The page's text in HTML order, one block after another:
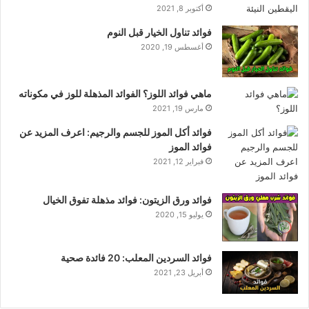
أكتوبر 8, 2021
فوائد تناول الخيار قبل النوم
أغسطس 19, 2020
ماهي فوائد اللوز؟ الفوائد المذهلة للوز في مكوناته
مارس 19, 2021
فوائد أكل الموز للجسم والرجيم: اعرف المزيد عن
فوائد الموز
فبراير 12, 2021
فوائد ورق الزيتون: فوائد مذهلة تفوق الخيال
يوليو 15, 2020
فوائد السردين المعلب: 20 فائدة صحية
أبريل 23, 2021